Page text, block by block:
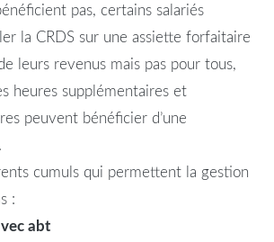
pas, certains salariés
la CRDS sur une assiette forfaitaire
leurs revenus mais pas pour tous,
heures supplémentaires et
peuvent bénéficier d’une
cumuls qui permettent la gestion
:
abt